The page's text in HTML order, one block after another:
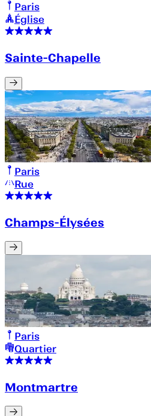
Paris
Église
Sainte-Chapelle
Paris
Rue
Champs-Élysées
Paris
Quartier
Montmartre